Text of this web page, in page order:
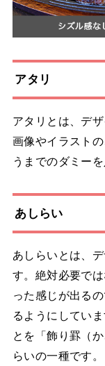
アタリ
アタリとは、デ
画像やイラスト
うまでのダミー
あしらい
あしらいとは、
す。絶対必要で
った感じが出る
るようにしてい
とを「飾り罫（
らいの一種です。